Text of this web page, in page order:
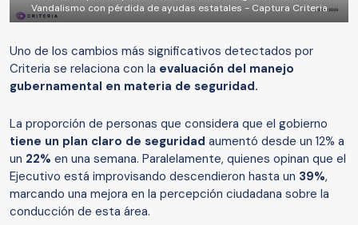
Vandalismo con pérdida de ayudas estatales - Captura Criteria
Uno de los cambios más significativos detectados por
Criteria se relaciona con la evaluación del manejo
gubernamental en materia de seguridad.
La proporción de personas que considera que el gobierno
tiene un plan claro de seguridad aumentó desde un 12% a
un 22% en una semana. Paralelamente, quienes opinan que el
Ejecutivo está improvisando descendieron hasta un 39%,
marcando una mejora en la percepción ciudadana sobre la
conducción de esta área.